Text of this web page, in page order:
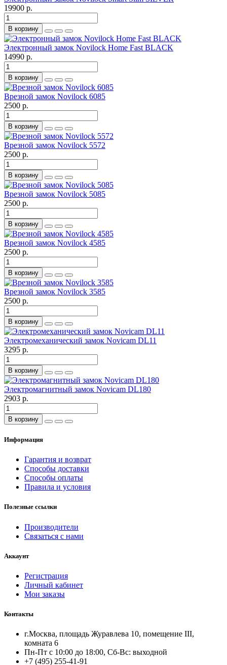
19900 р.
В корзину
Электронный замок Novilock Home Fast BLACK
14990 р.
В корзину
Врезной замок Novilock 6085
2500 р.
В корзину
Врезной замок Novilock 5572
2500 р.
В корзину
Врезной замок Novilock 5085
2500 р.
В корзину
Врезной замок Novilock 4585
2500 р.
В корзину
Врезной замок Novilock 3585
2500 р.
В корзину
Электромеханический замок Novicam DL11
3295 р.
В корзину
Электромагнитный замок Novicam DL180
2903 р.
В корзину
Информация
Гарантия и возврат
Способы доставки
Способы оплаты
Правила и условия
Полезные ссылки
Производители
Связаться с нами
Аккаунт
Регистрация
Личный кабинет
Мои заказы
Контакты
г.Москва, площадь Журавлева 10, помещение III,
комната 6
Пн-Пт с 10:00 до 18:00, Сб-Вс: выходной
+7 (495) 255-41-91